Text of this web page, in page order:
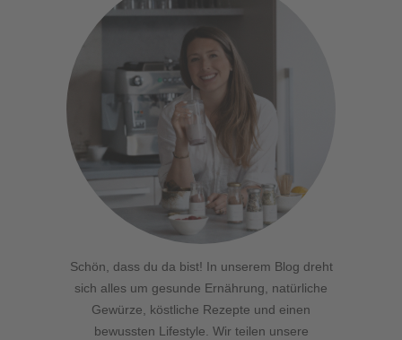
Schön, dass du da bist! In unserem Blog dreht
sich alles um gesunde Ernährung, natürliche
Gewürze, köstliche Rezepte und einen
bewussten Lifestyle. Wir teilen unsere